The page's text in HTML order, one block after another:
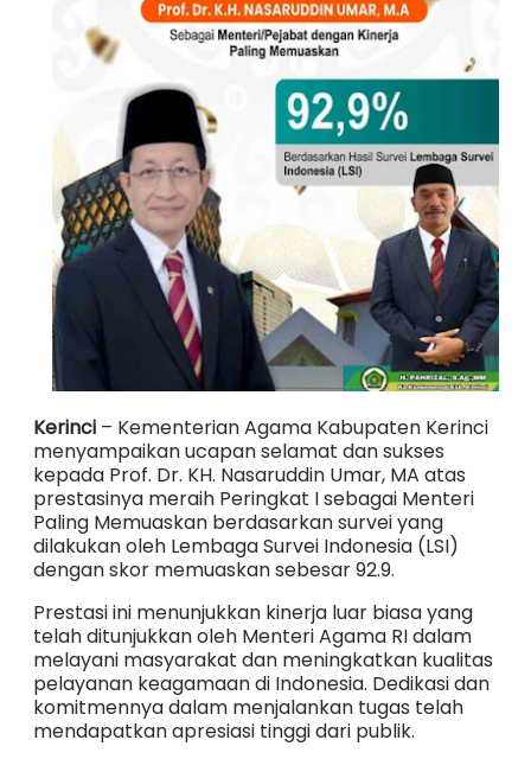
Kerinci – Kementerian Agama Kabupaten Kerinci
menyampaikan ucapan selamat dan sukses
kepada Prof. Dr. KH. Nasaruddin Umar, MA atas
prestasinya meraih Peringkat I sebagai Menteri
Paling Memuaskan berdasarkan survei yang
dilakukan oleh Lembaga Survei Indonesia (LSI)
dengan skor memuaskan sebesar 92.9.
Prestasi ini menunjukkan kinerja luar biasa yang
telah ditunjukkan oleh Menteri Agama RI dalam
melayani masyarakat dan meningkatkan kualitas
pelayanan keagamaan di Indonesia. Dedikasi dan
komitmennya dalam menjalankan tugas telah
mendapatkan apresiasi tinggi dari publik.